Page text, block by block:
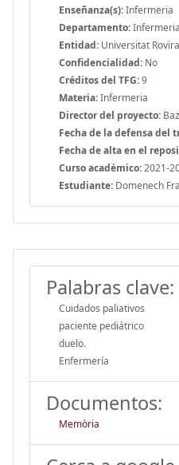
Enseñanza(s):Infermeria
Departamento:Infermeria
Entidad: Universitat
Confidencialidad: No
Créditos del TFG:9
Materia:Infermeria
Director del proyecto:
Fecha de la defensa del
Fecha de alta en el
Curso académico:2021-
Estudiante: Domenech
Palabras clave:
Cuidados paliativos
paciente pediátrico
duelo.
Enfermería
Documentos:
Memòria